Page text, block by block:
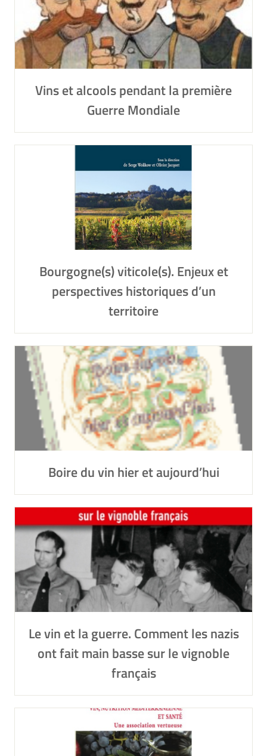
Vins et alcools pendant la première
Guerre Mondiale
Bourgogne(s) viticole(s). Enjeux et
perspectives historiques d’un
territoire
Boire du vin hier et aujourd’hui
Le vin et la guerre. Comment les nazis
ont fait main basse sur le vignoble
français